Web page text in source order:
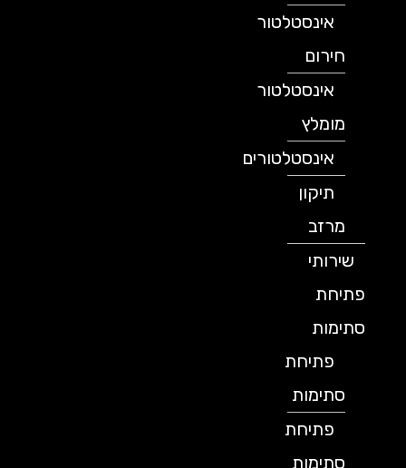
אינסטלטור
חירום
אינסטלטור
מומלץ
אינסטלטורים
תיקון
מרזב
שירותי
פתיחת
סתימות
פתיחת
סתימות
פתיחת
סתימות